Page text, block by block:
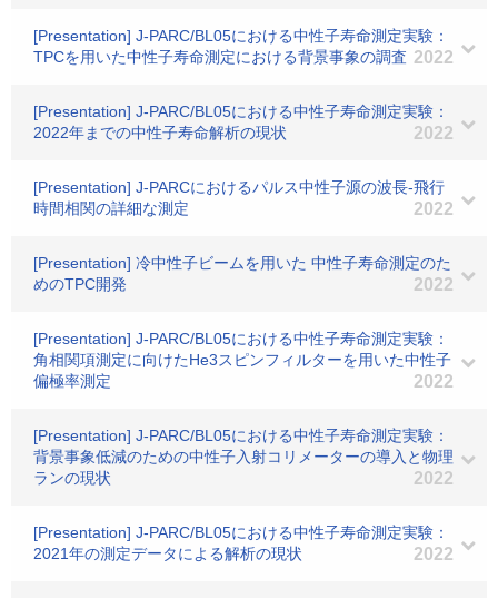
[Presentation] J-PARC/BL05における中性子寿命測定実験：
TPCを用いた中性子寿命測定における背景事象の調査 2022
[Presentation] J-PARC/BL05における中性子寿命測定実験：
2022年までの中性子寿命解析の現状
2022
[Presentation] J-PARCにおけるパルス中性子源の波長-飛行
時間相関の詳細な測定
2022
[Presentation] 冷中性子ビームを用いた 中性子寿命測定のた
めのTPC開発
2022
[Presentation] J-PARC/BL05における中性子寿命測定実験：
角相関項測定に向けたHe3スピンフィルターを用いた中性子
偏極率測定
2022
[Presentation] J-PARC/BL05における中性子寿命測定実験：
背景事象低減のための中性子入射コリメーターの導入と物理
ランの現状
2022
[Presentation] J-PARC/BL05における中性子寿命測定実験：
2021年の測定データによる解析の現状
2022